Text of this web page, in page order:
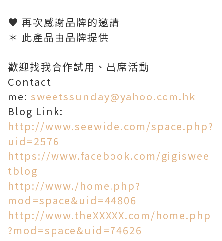
♥ 再次感謝品牌的邀請
＊ 此產品由品牌提供
歡迎找我合作試用、出席活動
Contact
me: sweetssunday@yahoo.com.hk
Blog Link:
http://www.seewide.com/space.php?
uid=2576
https://www.facebook.com/gigiswee
tblog
http://www./home.php?
mod=space&uid=44806
http://www.theXXXXX.com/home.php
?mod=space&uid=74626